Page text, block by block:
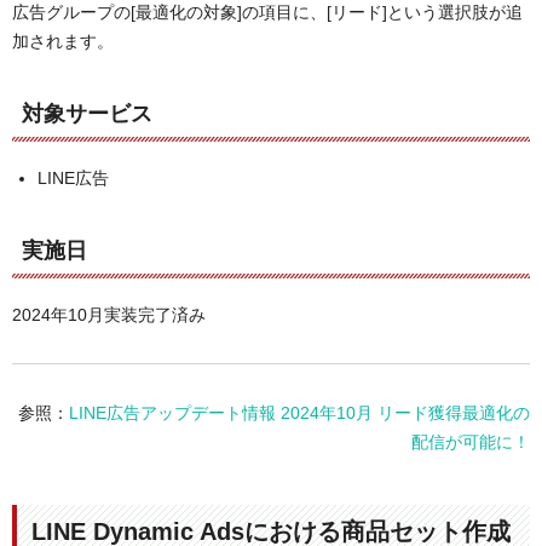
広告グループの[最適化の対象]の項目に、[リード]という選択肢が追
加されます。
対象サービス
LINE広告
実施日
2024年10月実装完了済み
参照： LINE広告アップデート情報 2024年10月 リード獲得最適化の
配信が可能に！
LINE Dynamic Adsにおける商品セット作成